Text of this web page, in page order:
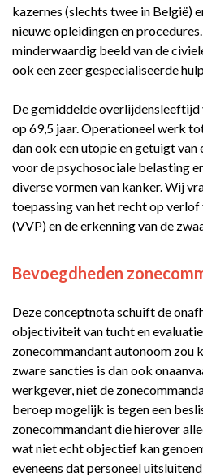
kazernes (slechts twee in België)
nieuwe opleidingen en
minderwaardig beeld van de
ook een zeer gespecialiseerde
De gemiddelde
op 69,5 jaar. Operationeel werk
dan ook een utopie en getuigt van
voor de psychosociale belasting
diverse vormen van kanker. Wij
toepassing van het recht op
(VVP) en de erkenning van de
Bevoegdheden
Deze conceptnota schuift de
objectiviteit van tucht en
zonecommandant autonoom zou
zware sancties is dan ook
werkgever, niet de
beroep mogelijk is tegen een
zonecommandant die hierover
wat niet echt objectief kan
eveneens dat personeel